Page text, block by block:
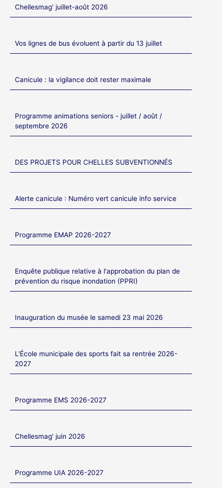
Chellesmag' juillet-août 2026
Vos lignes de bus évoluent à partir du 13 juillet
Canicule : la vigilance doit rester maximale
Programme animations seniors - juillet / août /
septembre 2026
DES PROJETS POUR CHELLES SUBVENTIONNÉS
Alerte canicule : Numéro vert canicule info service
Programme EMAP 2026-2027
Enquête publique relative à l'approbation du plan de
prévention du risque inondation (PPRI)
Inauguration du musée le samedi 23 mai 2026
L'École municipale des sports fait sa rentrée 2026-
2027
Programme EMS 2026-2027
Chellesmag' juin 2026
Programme UIA 2026-2027